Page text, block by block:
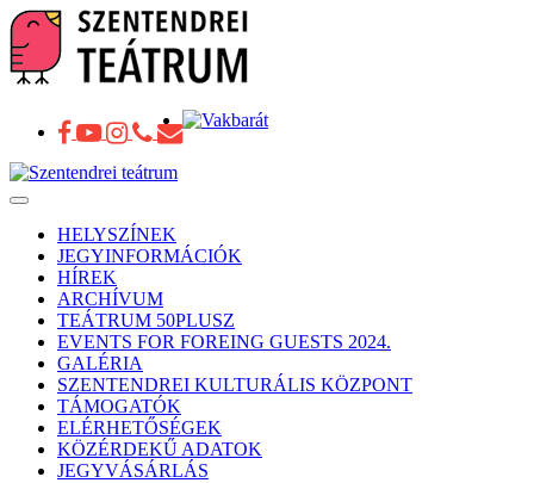
Toggle
navigationHELYSZÍNEK
JEGYINFORMÁCIÓK
HÍREK
ARCHÍVUM
TEÁTRUM 50PLUSZ
EVENTS FOR FOREING GUESTS 2024.
GALÉRIA
SZENTENDREI KULTURÁLIS KÖZPONT
TÁMOGATÓK
ELÉRHETŐSÉGEK
KÖZÉRDEKŰ ADATOK
JEGYVÁSÁRLÁS